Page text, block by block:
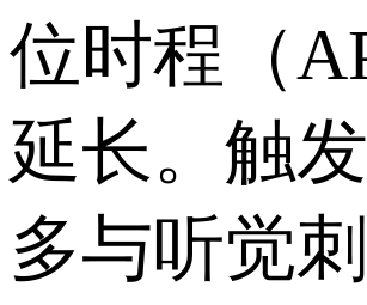
位时程（
延长。触
多与听觉